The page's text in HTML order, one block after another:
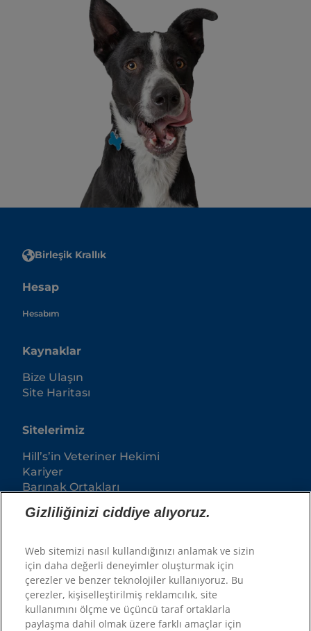
Birleşik Krallık
Hesap
Hesabım
Kaynaklar
Bize Ulaşın
Site Haritası
Sitelerimiz
Hill’s’in Veteriner Hekimi
Kariyer
Barınak Ortakları
Gizliliğinizi ciddiye alıyoruz.
Web sitemizi nasıl kullandığınızı anlamak ve sizin
için daha değerli deneyimler oluşturmak için
çerezler ve benzer teknolojiler kullanıyoruz. Bu
çerezler, kişiselleştirilmiş reklamcılık, site
kullanımını ölçme ve üçüncü taraf ortaklarla
paylaşma dahil olmak üzere farklı amaçlar için